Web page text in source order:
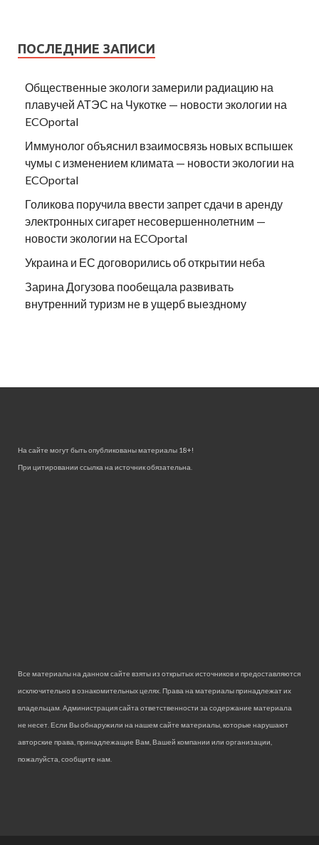
ПОСЛЕДНИЕ ЗАПИСИ
Общественные экологи замерили радиацию на
плавучей АТЭС на Чукотке — новости экологии на
ECOportal
Иммунолог объяснил взаимосвязь новых вспышек
чумы с изменением климата — новости экологии на
ECOportal
Голикова поручила ввести запрет сдачи в аренду
электронных сигарет несовершеннолетним —
новости экологии на ECOportal
Украина и ЕС договорились об открытии неба
Зарина Догузова пообещала развивать
внутренний туризм не в ущерб выездному
На сайте могут быть опубликованы материалы 18+!
При цитировании ссылка на источник обязательна.
Все материалы на данном сайте взяты из открытых источников и предоставляются
исключительно в ознакомительных целях. Права на материалы принадлежат их
владельцам. Администрация сайта ответственности за содержание материала
не несет. Если Вы обнаружили на нашем сайте материалы, которые нарушают
авторские права, принадлежащие Вам, Вашей компании или организации,
пожалуйста, сообщите нам.